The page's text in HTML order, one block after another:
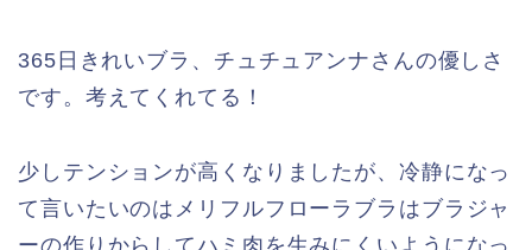
365日きれいブラ、チュチュアンナさんの優しさ
です。考えてくれてる！
少しテンションが高くなりましたが、冷静になっ
て言いたいのはメリフルフローラブラはブラジャ